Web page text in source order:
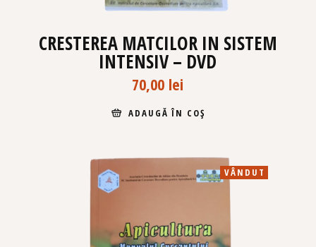
CRESTEREA MATCILOR IN SISTEM
INTENSIV – DVD
70,00 lei
ADAUGĂ ÎN COȘ
VÂNDUT